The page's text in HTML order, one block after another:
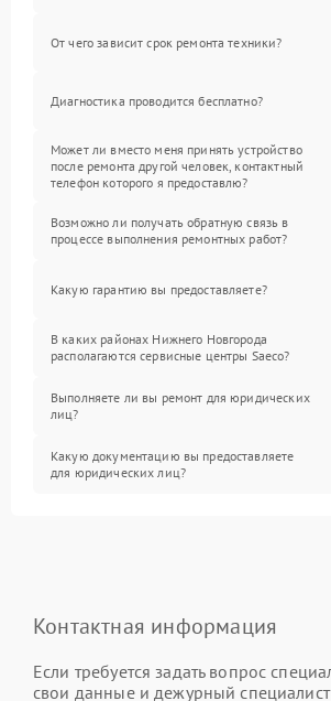
От чего зависит срок ремонта техники?
Диагностика проводится бесплатно?
Может ли вместо меня принять устройство
после ремонта другой человек, контактный
телефон которого я предоставлю?
Возможно ли получать обратную связь в
процессе выполнения ремонтных работ?
Какую гарантию вы предоставляете?
В каких районах Нижнего Новгорода
располагаются сервисные центры Saeco?
Выполняете ли вы ремонт для юридических
лиц?
Какую документацию вы предоставляете
для юридических лиц?
Контактная информация
Если требуется задать вопрос
свои данные и дежурный